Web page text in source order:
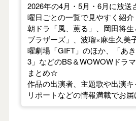
2026年の4月・5月・6月に放送
曜日ごとの一覧で見やすく紹介
朝ドラ「風、薫る」、岡田将
ブラザーズ」、波瑠×麻生久美
曜劇場「GIFT」のほか、「あ
3」などのBS＆WOWOWドラ
まとめ☆
作品の出演者、主題歌や出演
リポートなどの情報満載でお届